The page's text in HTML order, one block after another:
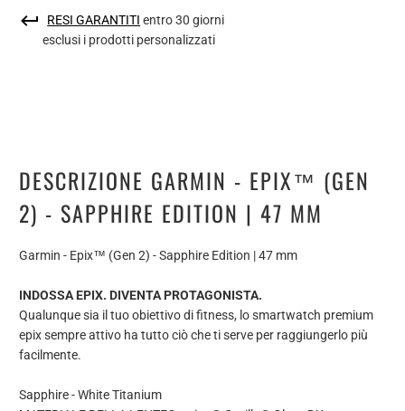
RESI GARANTITI entro 30 giorni
esclusi i prodotti personalizzati
DESCRIZIONE GARMIN - EPIX™ (GEN
2) - SAPPHIRE EDITION | 47 MM
Garmin - Epix™ (Gen 2) - Sapphire Edition | 47 mm
INDOSSA EPIX. DIVENTA PROTAGONISTA.
Qualunque sia il tuo obiettivo di fitness, lo smartwatch premium
epix sempre attivo ha tutto ciò che ti serve per raggiungerlo più
facilmente.
Sapphire - White Titanium